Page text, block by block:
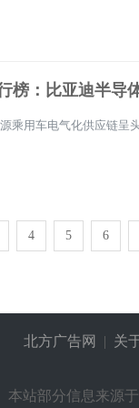
榜：比亚迪半导
乘用车电气化供应链
4 5 6
北方广告网 | 关
本站部分信息来源